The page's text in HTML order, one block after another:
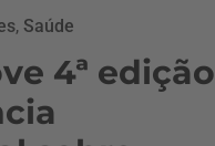
, Saúde
4ª edição